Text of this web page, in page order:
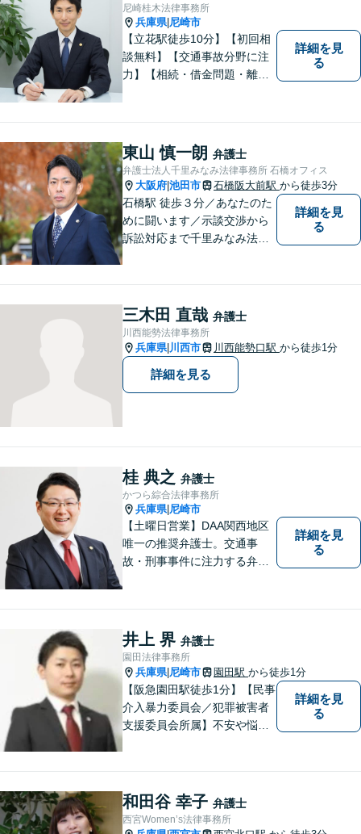
尼崎桂木法律事務所
兵庫県| 尼崎市
【立花駅徒歩10分】【初回相
談無料】【交通事故分野に注
力】【相続・借金問題・離
くご説明し、依頼者様に寄り
添って解決を目指します。
詳細を見
る
東山 慎一朗 弁護士
弁護士法人千里みなみ法律事務所 石橋オフィス
大阪府 池田市 石橋阪大前駅 から徒歩3分
石橋駅 徒歩３分／あなたのた
めに闘います／示談交渉から
訴訟対応まで千里みなみ法律
詳細を見
る
三木田 直哉 弁護士
川西能勢法律事務所
兵庫県| 川西市 川西能勢口駅 から徒歩1分
詳細を見る
桂 典之 弁護士
かつら綜合法律事務所
兵庫県| 尼崎市
【土曜日営業】DAA関西地区
唯一の推奨弁護士。交通事
故・刑事事件に注力する弁護
し、より良い明日のために。
相続等の幅広い分野に対応。
【電話・オンライン相談可】
詳細を見
る
井上 界 弁護士
園田法律事務所
兵庫県| 尼崎市 園田駅 から徒歩1分
【阪急園田駅徒歩1分】【民事
介入暴力委員会／犯罪被害者
支援委員会所属】不安や悩み
期の対策こそが解決にとって
最も有効な手段です。最高の
法的サービスを社会の隅々に
詳細を見
る
和田谷 幸子 弁護士
西宮Women’s法律事務所